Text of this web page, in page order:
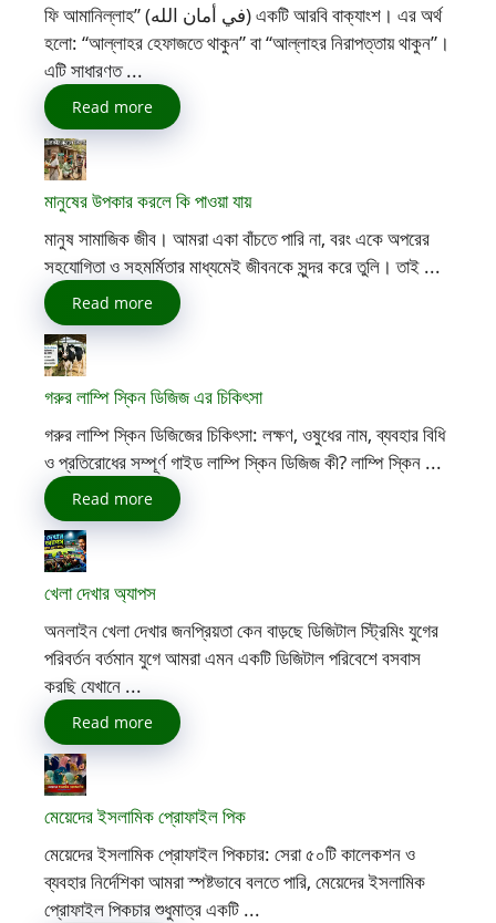
ফি আমানিল্লাহ” (في أمان الله) একটি আরবি বাক্যাংশ। এর অর্থ
হলো: “আল্লাহর হেফাজতে থাকুন” বা “আল্লাহর নিরাপত্তায় থাকুন”।
এটি সাধারণত ...
Read more
মানুষের উপকার করলে কি পাওয়া যায়
মানুষ সামাজিক জীব। আমরা একা বাঁচতে পারি না, বরং একে অপরের
সহযোগিতা ও সহমর্মিতার মাধ্যমেই জীবনকে সুন্দর করে তুলি। তাই ...
Read more
গরুর লাম্পি স্কিন ডিজিজ এর চিকিৎসা
গরুর লাম্পি স্কিন ডিজিজের চিকিৎসা: লক্ষণ, ওষুধের নাম, ব্যবহার বিধি
ও প্রতিরোধের সম্পূর্ণ গাইড লাম্পি স্কিন ডিজিজ কী? লাম্পি স্কিন ...
Read more
খেলা দেখার অ্যাপস
অনলাইন খেলা দেখার জনপ্রিয়তা কেন বাড়ছে ডিজিটাল স্ট্রিমিং যুগের
পরিবর্তন বর্তমান যুগে আমরা এমন একটি ডিজিটাল পরিবেশে বসবাস
করছি যেখানে ...
Read more
মেয়েদের ইসলামিক প্রোফাইল পিক
মেয়েদের ইসলামিক প্রোফাইল পিকচার: সেরা ৫০টি কালেকশন ও
ব্যবহার নির্দেশিকা আমরা স্পষ্টভাবে বলতে পারি, মেয়েদের ইসলামিক
প্রোফাইল পিকচার শুধুমাত্র একটি ...